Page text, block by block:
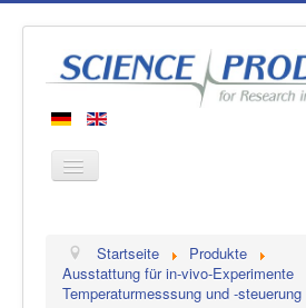
Produkte
Hersteller
Startseite
Produkte
Ausstattung für in-vivo-Experimente
Temperaturmesssung und -steuerung